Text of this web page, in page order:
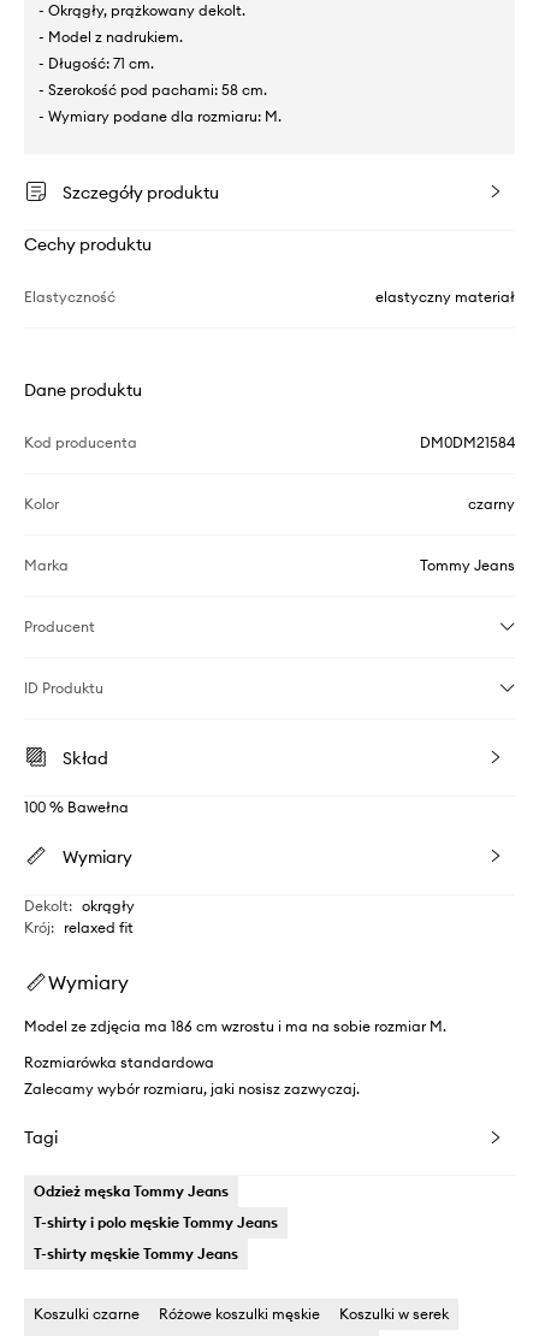
- Okrągły, prążkowany dekolt.
- Model z nadrukiem.
- Długość: 71 cm.
- Szerokość pod pachami: 58 cm.
- Wymiary podane dla rozmiaru: M.
Szczegóły produktu
Cechy produktu
Elastyczność elastyczny materiał
Dane produktu
Kod producenta DM0DM21584
Kolor czarny
Marka Tommy Jeans
Producent
ID Produktu
Skład
100 % Bawełna
Wymiary
Dekolt: okrągły
Krój: relaxed fit
Wymiary
Model ze zdjęcia ma 186 cm wzrostu i ma na sobie rozmiar M.
Rozmiarówka standardowa
Zalecamy wybór rozmiaru, jaki nosisz zazwyczaj.
Tagi
Odzież męska Tommy Jeans
T-shirty i polo męskie Tommy Jeans
T-shirty męskie Tommy Jeans
Koszulki czarne Różowe koszulki męskie Koszulki w serek